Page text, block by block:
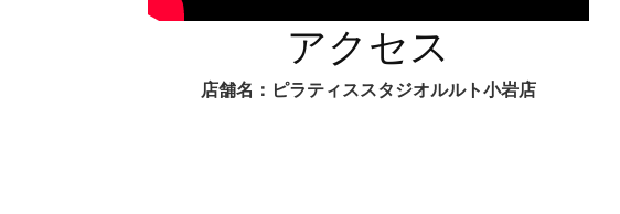
アクセス
店舗名：ピラティススタジオルルト小岩店